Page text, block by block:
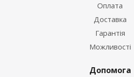
Оплата
Доставка
Гарантія
Можливості
Допомога